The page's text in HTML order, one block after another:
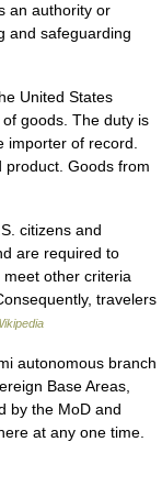
an authority or
and safeguarding
United States
goods. The duty is
importer of record.
product. Goods from
citizens and
are required to
other criteria
travelers
autonomous branch
Base Areas,
by the MoD and
at any one time.